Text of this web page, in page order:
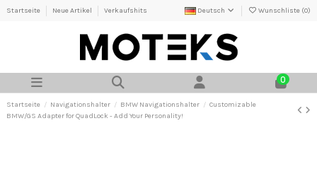
Startseite Neue Artikel Verkaufshits Deutsch Wunschliste (0)
0
Startseite Navigationshalter BMW Navigationshalter
Customizable
BMW/GS Adapter for QuadLock - Add Your Personality!